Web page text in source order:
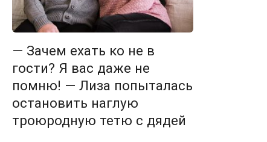
— Зачем ехать ко не в
гости? Я вас даже не
помню! — Лиза попыталась
остановить наглую
троюродную тетю с дядей